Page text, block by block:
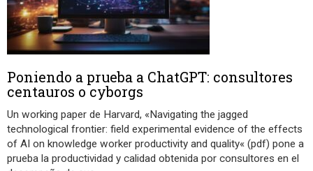
Poniendo a prueba a ChatGPT: consultores
centauros o cyborgs
Un working paper de Harvard, «Navigating the jagged
technological frontier: field experimental evidence of the effects
of AI on knowledge worker productivity and quality« (pdf) pone a
prueba la productividad y calidad obtenida por consultores en el